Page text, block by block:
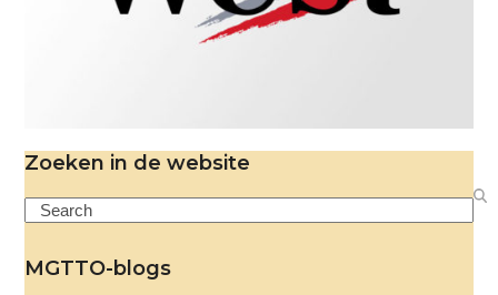
Zoeken in de website
Search
MGTTO-blogs